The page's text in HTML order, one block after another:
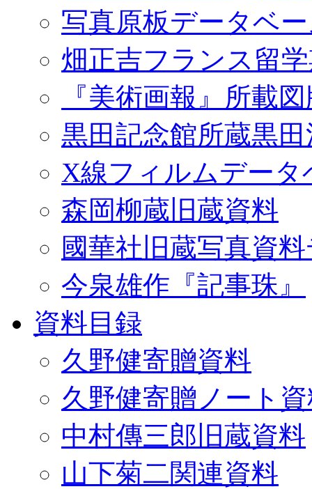
写真原板データベ
畑正吉フランス留
『美術画報』所載
黒田記念館所蔵黒
X線フィルムデータ
森岡柳蔵旧蔵資料
國華社旧蔵写真資
今泉雄作『記事珠』
資料目録
久野健寄贈資料
久野健寄贈ノート
中村傳三郎旧蔵資料
山下菊二関連資料